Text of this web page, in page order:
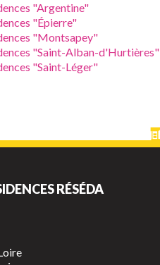
"Argentine"
"Épierre"
"Montsapey"
"Saint-Alban-d'Hurtières"
"Saint-Léger"
RÉSÉDA